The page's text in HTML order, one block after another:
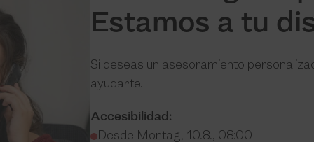
Estamos a tu
Si deseas un asesoramiento
ayudarte.
Accesibilidad:
Desde Montag, 10.8., 08:00